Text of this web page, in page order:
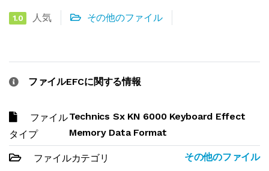
1.0 人気 その他のファイル
ファイルEFCに関する情報
ファイル
タイプ
Technics Sx KN 6000 Keyboard Effect
Memory Data Format
ファイルカテゴリ その他のファイル